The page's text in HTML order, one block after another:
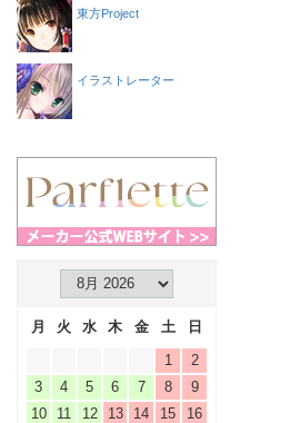
東方Project
イラストレーター
月 火 水 木 金 土
日
1
2
3
4 5 6 7 8
9
10
11 12 13 14 15
16